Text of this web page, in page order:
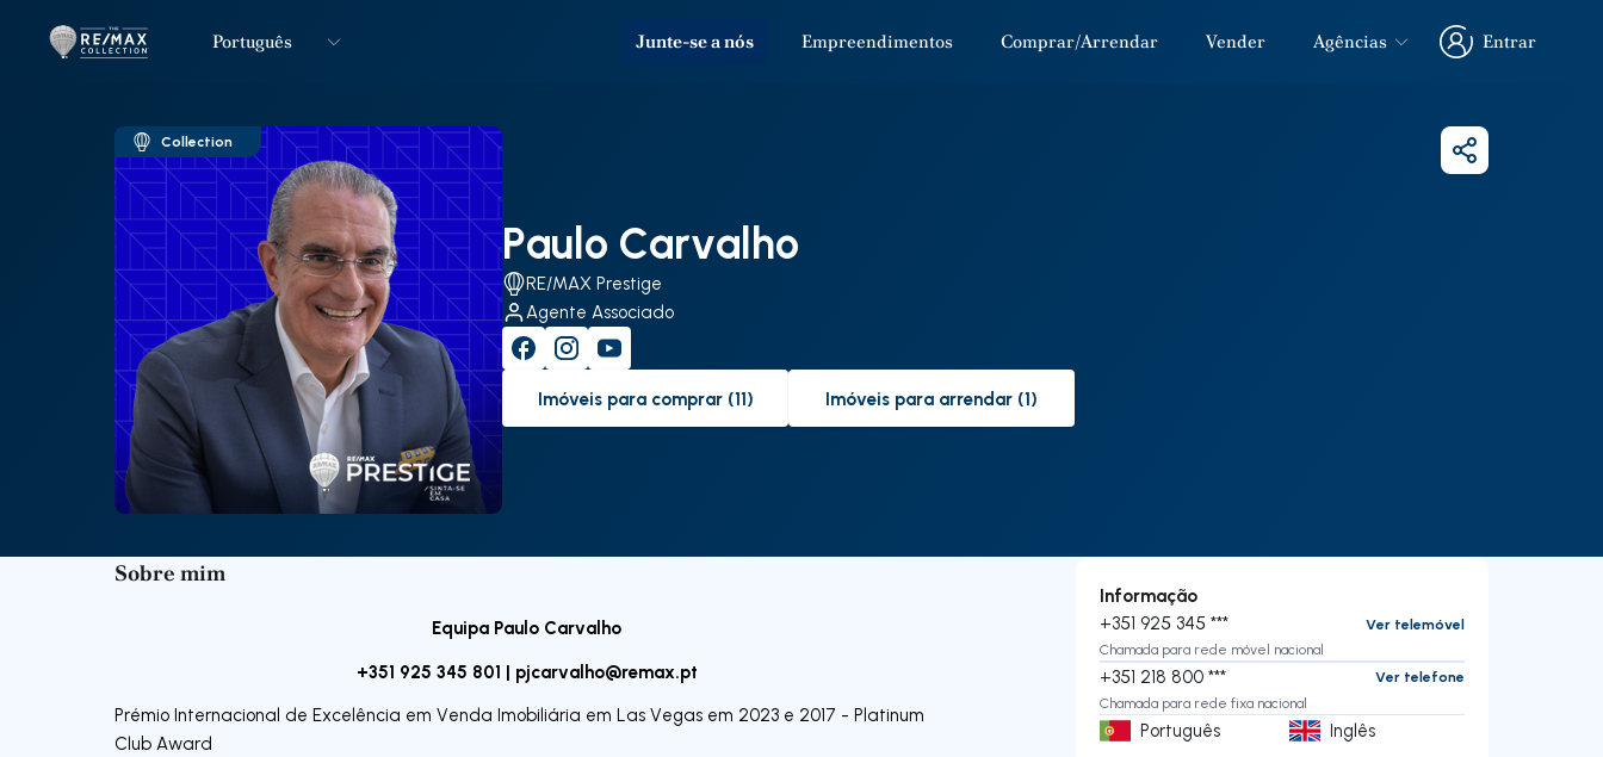
LogoIr para página inicial
Português Junte-se a nós Empreendimentos Comprar/Arrendar Vender Agências
Entrar
Entrar
Collection
Paulo Carvalho
RE/MAX Prestige
Agente Associado
to-buy-listing
Imóveis para comprar (11)
to-rent-listing
Imóveis para arrendar (1)
Partilhar
Sobre mim
Equipa Paulo Carvalho
+351 925 345 801 | pjcarvalho@remax.pt
Prémio Internacional de Excelência em Venda Imobiliária em Las Vegas em 2023 e 2017 - Platinum
Club Award
Informação
+351 925 345 ***
Ver telemóvel
Chamada para rede móvel nacional
+351 218 800 ***
Ver telefone
Chamada para rede fixa nacional
Português
Inglês